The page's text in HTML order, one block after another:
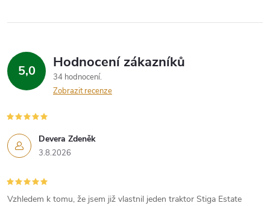
5,0 Hodnocení zákazníků
34 hodnocení
Zobrazit recenze
Devera Zdeněk
3.8.2026
Vzhledem k tomu, že jsem již vlastnil jeden traktor Stiga Estate